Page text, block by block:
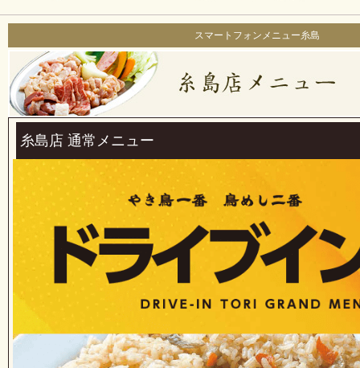
スマートフォンメニュー糸島
糸島店 通常メニュー